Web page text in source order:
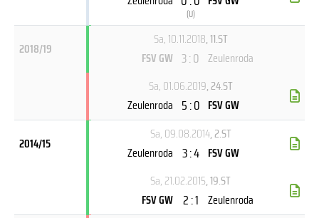
(U)
2018/19
Sa, 10.11.2018, 11.ST
FSV GW 3 : 0 Zeulenroda
Sa, 01.06.2019, 24.ST
Zeulenroda 5 : 0 FSV GW
2014/15
Sa, 09.08.2014, 2.ST
Zeulenroda 3 : 4 FSV GW
Sa, 21.02.2015, 19.ST
FSV GW 2 : 1 Zeulenroda